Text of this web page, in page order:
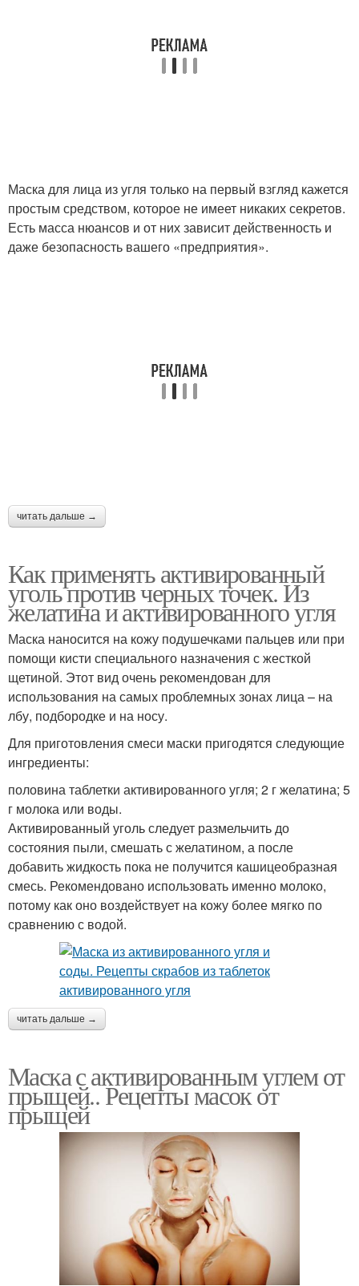
Условия без угля Маски из угля
Маска для лица из угля только на первый взгляд кажется
простым средством, которое не имеет никаких секретов.
Есть масса нюансов и от них зависит действенность и
даже безопасность вашего «предприятия».
читать дальше →
Как применять активированный
уголь против черных точек. Из
желатина и активированного угля
Маска наносится на кожу подушечками пальцев или при
помощи кисти специального назначения с жесткой
щетиной. Этот вид очень рекомендован для
использования на самых проблемных зонах лица – на
лбу, подбородке и на носу.
Для приготовления смеси маски пригодятся следующие
ингредиенты:
половина таблетки активированного угля; 2 г желатина; 5
г молока или воды.
Активированный уголь следует размельчить до
состояния пыли, смешать с желатином, а после
добавить жидкость пока не получится кашицеобразная
смесь. Рекомендовано использовать именно молоко,
потому как оно воздействует на кожу более мягко по
сравнению с водой.
читать дальше →
Маска с активированным углем от
прыщей.. Рецепты масок от
прыщей